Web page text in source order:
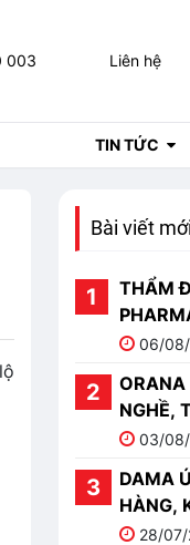
003 Liên hệ
TIN TỨC
Bài viết mới
THẨM
251513
06/
NGHỀ,
PR03/
DAMA
HÀNG,
SÓC
28/